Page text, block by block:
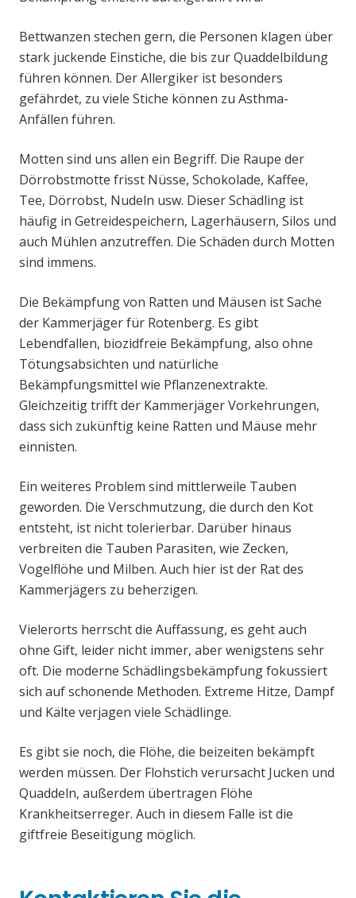
Bettwanzen stechen gern, die Personen klagen über
stark juckende Einstiche, die bis zur Quaddelbildung
führen können. Der Allergiker ist besonders
gefährdet, zu viele Stiche können zu Asthma-
Anfällen führen.
Motten sind uns allen ein Begriff. Die Raupe der
Dörrobstmotte frisst Nüsse, Schokolade, Kaffee,
Tee, Dörrobst, Nudeln usw. Dieser Schädling ist
häufig in Getreidespeichern, Lagerhäusern, Silos und
auch Mühlen anzutreffen. Die Schäden durch Motten
sind immens.
Die Bekämpfung von Ratten und Mäusen ist Sache
der Kammerjäger für Rotenberg. Es gibt
Lebendfallen, biozidfreie Bekämpfung, also ohne
Tötungsabsichten und natürliche
Bekämpfungsmittel wie Pflanzenextrakte.
Gleichzeitig trifft der Kammerjäger Vorkehrungen,
dass sich zukünftig keine Ratten und Mäuse mehr
einnisten.
Ein weiteres Problem sind mittlerweile Tauben
geworden. Die Verschmutzung, die durch den Kot
entsteht, ist nicht tolerierbar. Darüber hinaus
verbreiten die Tauben Parasiten, wie Zecken,
Vogelflöhe und Milben. Auch hier ist der Rat des
Kammerjägers zu beherzigen.
Vielerorts herrscht die Auffassung, es geht auch
ohne Gift, leider nicht immer, aber wenigstens sehr
oft. Die moderne Schädlingsbekämpfung fokussiert
sich auf schonende Methoden. Extreme Hitze, Dampf
und Kälte verjagen viele Schädlinge.
Es gibt sie noch, die Flöhe, die beizeiten bekämpft
werden müssen. Der Flohstich verursacht Jucken und
Quaddeln, außerdem übertragen Flöhe
Krankheitserreger. Auch in diesem Falle ist die
giftfreie Beseitigung möglich.